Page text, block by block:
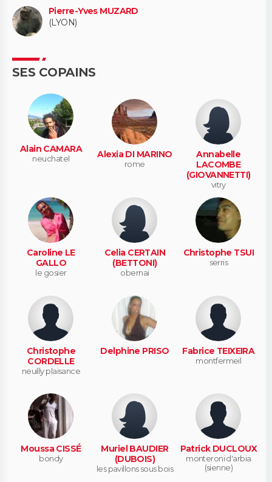
Pierre-Yves MUZARD
(LYON)
SES COPAINS
Alain CAMARA
neuchatel Alexia DI MARINO
rome
Annabelle
LACOMBE
(GIOVANNETTI)
vitry
Caroline LE
GALLO
le gosier
Celia CERTAIN
(BETTONI)
obernai
Christophe TSUI
serris
Christophe
CORDELLE
neuilly plaisance
Delphine PRISO Fabrice TEIXEIRA
montfermeil
Moussa CISSÉ
bondy
Muriel BAUDIER
(DUBOIS)
les pavillons sous bois
Patrick DUCLOUX
monteroni d'arbia
(sienne)